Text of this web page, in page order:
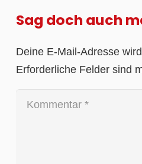
Sag doch auch
Deine E-Mail-Adresse
Erforderliche Felder sind